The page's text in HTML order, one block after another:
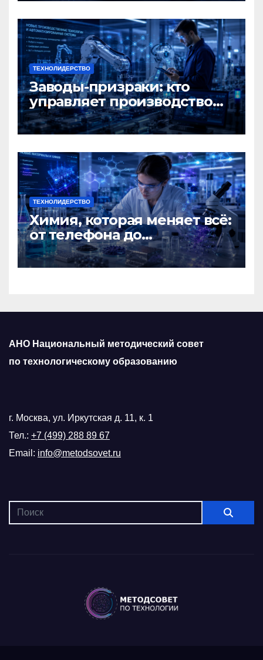
ТЕХНОЛИДЕРСТВО
Заводы-призраки: кто
управляет производством
будущего?
ТЕХНОЛИДЕРСТВО
Химия, которая меняет всё:
от телефона до
космического корабля
АНО Национальный методический совет
по технологическому образованию
г. Москва, ул. Иркутская д. 11, к. 1
Тел.: +7 (499) 288 89 67
Email: info@metodsovet.ru